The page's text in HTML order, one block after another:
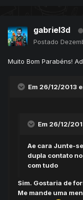
gabriel3d
Postado
Muito Bom Parabéns!
Em 26/12/2013
Em 26/12/
Ae cara Junte-
dupla contato
com tudo
Sim. Gostaria de
Me mande uma